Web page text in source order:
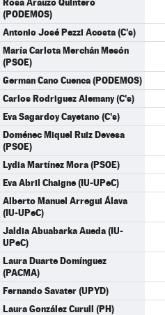
(PODEMOS)
Antonio José Pezzi Acosta (C's)
María Carlota Merchán Mesón
(PSOE)
German Cano Cuenca (PODEMOS)
Carlos Rodriguez Alemany (C's)
Eva Sagardoy Cayetano (C's)
Doménec Miquel Ruiz Devesa
(PSOE)
Lydia Martínez Mora (PSOE)
Eva Abril Chaigne (IU-UPeC)
Alberto Manuel Arregui Álava
(IU-UPeC)
Jaldia Abuabarka Aueda (IU-
UPeC)
Laura Duarte Domínguez
(PACMA)
Fernando Savater (UPYD)
Laura González Curull (PH)